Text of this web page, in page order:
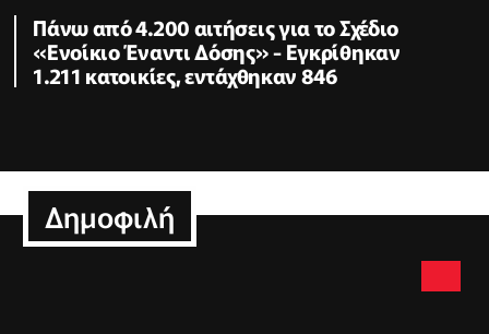
Πάνω από 4.200 αιτήσεις για το Σχέδιο
«Ενοίκιο Έναντι Δόσης» - Εγκρίθηκαν
1.211 κατοικίες, εντάχθηκαν 846
Δημοφιλή